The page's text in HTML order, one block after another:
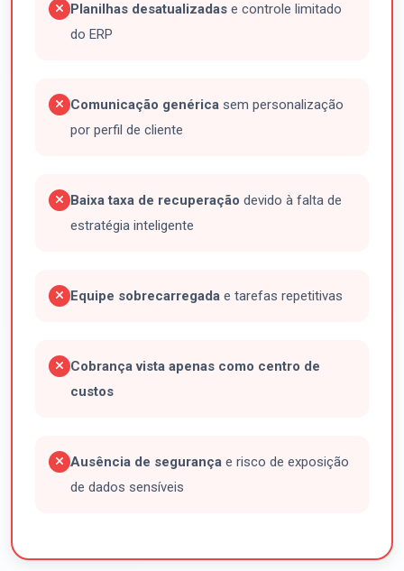
Planilhas desatualizadas e controle limitado
do ERP
Comunicação genérica sem personalização
por perfil de cliente
Baixa taxa de recuperação devido à falta de
estratégia inteligente
Equipe sobrecarregada e tarefas repetitivas
Cobrança vista apenas como centro de
custos
Ausência de segurança e risco de exposição
de dados sensíveis